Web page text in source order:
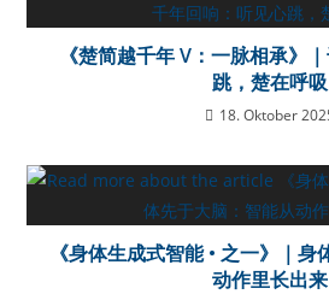
《楚简越千年 V：一脉相承》
跳，楚在呼吸
18. Oktober
《身体生成式智能 • 之一》｜
动作里长出来